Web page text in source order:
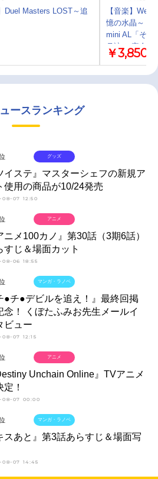
Duel Masters LOST～追
【音楽】Web
憶の水晶～ 主
mini AL「それ
月詠み 完全生
￥3,850
ースランキング
イステ』マスターシェフの新規ア
使用の商品が10/24発売
08-07 12:50
グッズ
ニメ100カノ』第30話（3期6話）
すじ＆場面カット
08-06 18:55
アニメ
●チ●デビルを追え！』最終回掲
念！ くぼたふみお先生メールイ
ビュー
08-07 12:15
マンガ・ラノベ
Unchain Online』TVアニメ
定！
08-07 00:00
アニメ
スあと』第3話あらすじ＆場面写
08-07 14:45
マンガ・ラノベ